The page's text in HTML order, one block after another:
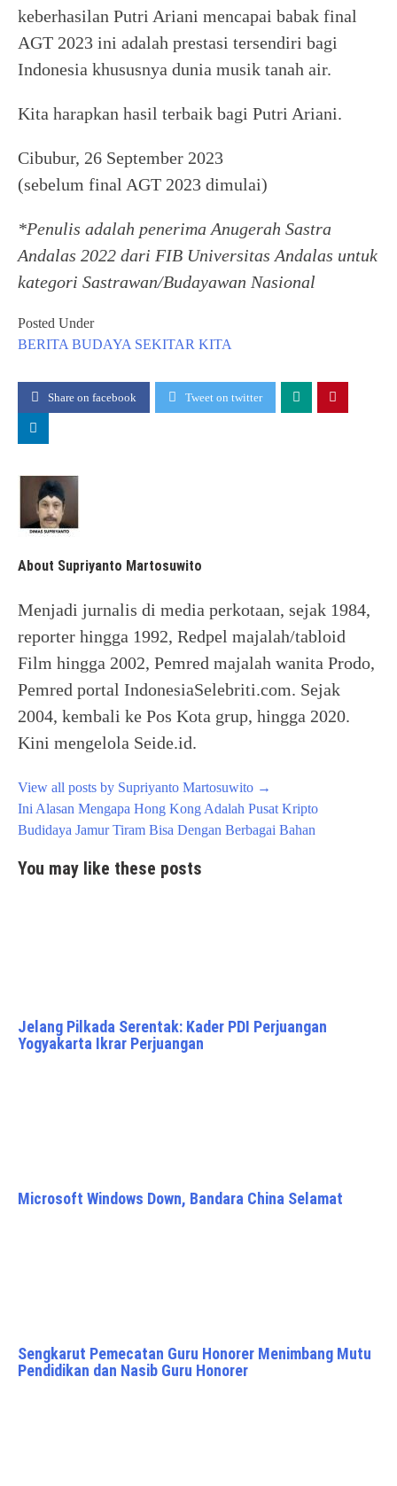
keberhasilan Putri Ariani mencapai babak final
AGT 2023 ini adalah prestasi tersendiri bagi
Indonesia khususnya dunia musik tanah air.
Kita harapkan hasil terbaik bagi Putri Ariani.
Cibubur, 26 September 2023
(sebelum final AGT 2023 dimulai)
*Penulis adalah penerima Anugerah Sastra
Andalas 2022 dari FIB Universitas Andalas untuk
kategori Sastrawan/Budayawan Nasional
Posted Under
BERITA BUDAYA SEKITAR KITA
Share on facebook Tweet on twitter
About Supriyanto Martosuwito
Menjadi jurnalis di media perkotaan, sejak 1984,
reporter hingga 1992, Redpel majalah/tabloid
Film hingga 2002, Pemred majalah wanita Prodo,
Pemred portal IndonesiaSelebriti.com. Sejak
2004, kembali ke Pos Kota grup, hingga 2020.
Kini mengelola Seide.id.
View all posts by Supriyanto Martosuwito →
Post
navigation
Ini Alasan Mengapa Hong Kong Adalah Pusat Kripto
Budidaya Jamur Tiram Bisa Dengan Berbagai Bahan
You may like these posts
Jelang Pilkada Serentak: Kader PDI Perjuangan
Yogyakarta Ikrar Perjuangan
Microsoft Windows Down, Bandara China Selamat
Sengkarut Pemecatan Guru Honorer Menimbang Mutu
Pendidikan dan Nasib Guru Honorer